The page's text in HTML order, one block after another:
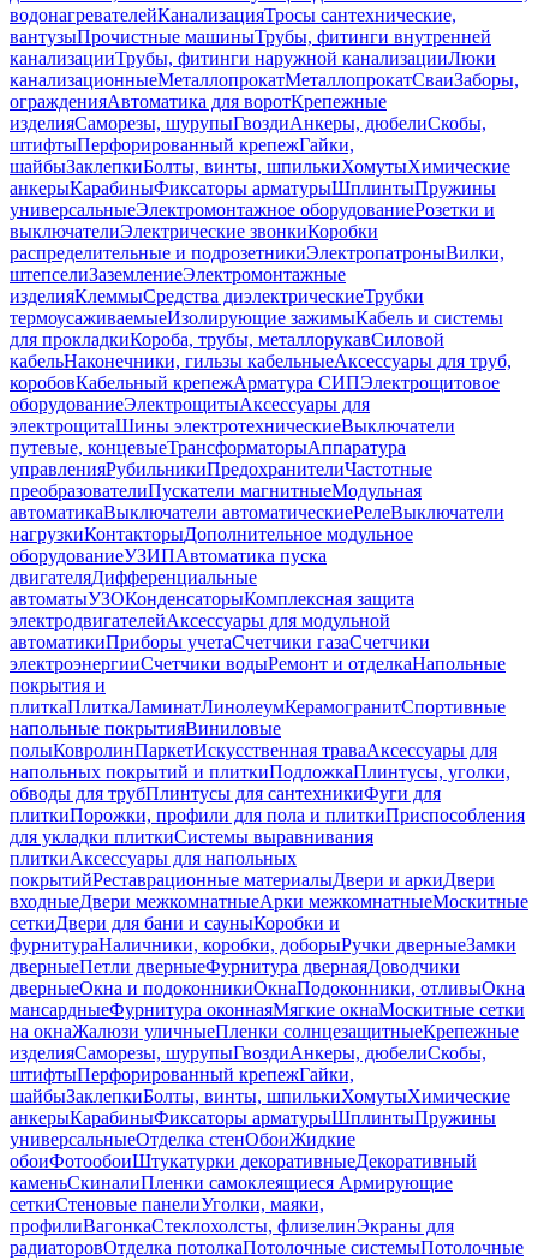
водонагревателейКанализацияТросы сантехнические,
вантузыПрочистные машиныТрубы, фитинги внутренней
канализацииТрубы, фитинги наружной канализацииЛюки
канализационныеМеталлопрокатМеталлопрокатСваиЗаборы,
огражденияАвтоматика для воротКрепежные
изделияСаморезы, шурупыГвоздиАнкеры, дюбелиСкобы,
штифтыПерфорированный крепежГайки,
шайбыЗаклепкиБолты, винты, шпилькиХомутыХимические
анкерыКарабиныФиксаторы арматурыШплинтыПружины
универсальныеЭлектромонтажное оборудованиеРозетки и
выключателиЭлектрические звонкиКоробки
распределительные и подрозетникиЭлектропатроныВилки,
штепселиЗаземлениеЭлектромонтажные
изделияКлеммыСредства диэлектрическиеТрубки
термоусаживаемыеИзолирующие зажимыКабель и системы
для прокладкиКороба, трубы, металлорукавСиловой
кабельНаконечники, гильзы кабельныеАксессуары для труб,
коробовКабельный крепежАрматура СИПЭлектрощитовое
оборудованиеЭлектрощитыАксессуары для
электрощитаШины электротехническиеВыключатели
путевые, концевыеТрансформаторыАппаратура
управленияРубильникиПредохранителиЧастотные
преобразователиПускатели магнитныеМодульная
автоматикаВыключатели автоматическиеРелеВыключатели
нагрузкиКонтакторыДополнительное модульное
оборудованиеУЗИПАвтоматика пуска
двигателяДифференциальные
автоматыУЗОКонденсаторыКомплексная защита
электродвигателейАксессуары для модульной
автоматикиПриборы учетаСчетчики газаСчетчики
электроэнергииСчетчики водыРемонт и отделкаНапольные
покрытия и
плиткаПлиткаЛаминатЛинолеумКерамогранитСпортивные
напольные покрытияВиниловые
полыКовролинПаркетИскусственная траваАксессуары для
напольных покрытий и плиткиПодложкаПлинтусы, уголки,
обводы для трубПлинтусы для сантехникиФуги для
плиткиПорожки, профили для пола и плиткиПриспособления
для укладки плиткиСистемы выравнивания
плиткиАксессуары для напольных
покрытийРеставрационные материалыДвери и аркиДвери
входныеДвери межкомнатныеАрки межкомнатныеМоскитные
сеткиДвери для бани и сауныКоробки и
фурнитураНаличники, коробки, доборыРучки дверныеЗамки
дверныеПетли дверныеФурнитура двернаяДоводчики
дверныеОкна и подоконникиОкнаПодоконники, отливыОкна
мансардныеФурнитура оконнаяМягкие окнаМоскитные сетки
на окнаЖалюзи уличныеПленки солнцезащитныеКрепежные
изделияСаморезы, шурупыГвоздиАнкеры, дюбелиСкобы,
штифтыПерфорированный крепежГайки,
шайбыЗаклепкиБолты, винты, шпилькиХомутыХимические
анкерыКарабиныФиксаторы арматурыШплинтыПружины
универсальныеОтделка стенОбоиЖидкие
обоиФотообоиШтукатурки декоративныеДекоративный
каменьСкиналиПленки самоклеящиеся Армирующие
сеткиСтеновые панелиУголки, маяки,
профилиВагонкаСтеклохолсты, флизелинЭкраны для
радиаторовОтделка потолкаПотолочные системыПотолочные